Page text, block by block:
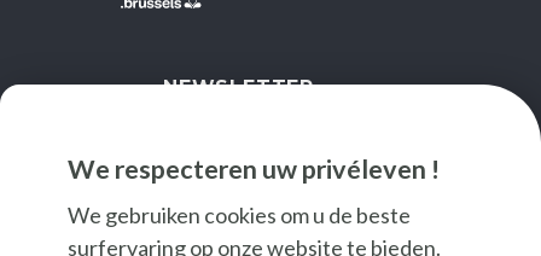
We respecteren uw privéleven !
We gebruiken cookies om u de beste
surfervaring op onze website te bieden.
NEWSLETTER